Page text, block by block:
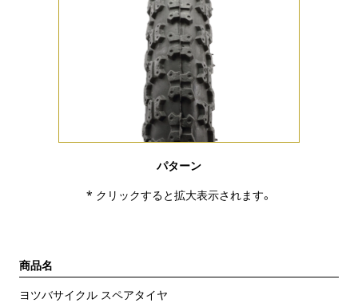
パターン
* クリックすると拡大表示されます。
商品名
ヨツバサイクル スペアタイヤ